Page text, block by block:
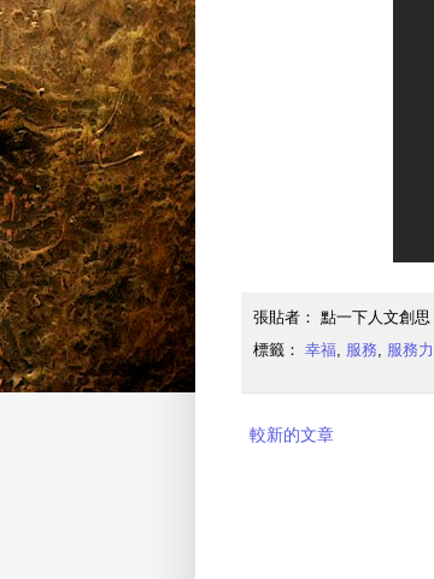
張貼者： 點一下人文創思
標籤： 幸福 服務 服務力
較新的文章